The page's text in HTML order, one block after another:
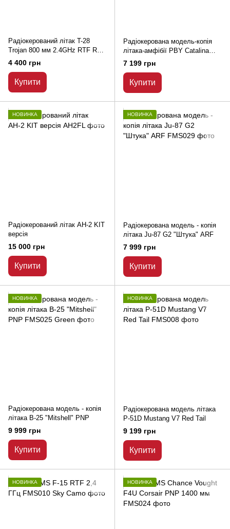
Радіокерований літак T-28
Trojan 800 мм 2.4GHz RTF Red
New V2
4 400 грн
Купити
Радіокерована модель-копія
літака-амфібії PBY Catalina
(Каталіна)
7 199 грн
Купити
НОВИНКА
Радіокерований літак АН-2 KIT
версія
15 000 грн
Купити
НОВИНКА
Радіокерована модель - копія
літака Ju-87 G2 "Штука" ARF
7 999 грн
Купити
НОВИНКА
Радіокерована модель - копія
літака B-25 "Mitshell" PNP
9 999 грн
Купити
НОВИНКА
Радіокерована модель літака
P-51D Mustang V7 Red Tail
9 199 грн
Купити
НОВИНКА НОВИНКА